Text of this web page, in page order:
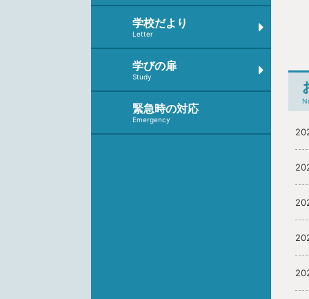
学校だより
Letter
学びの扉
Study
緊急時の対応
Emergency